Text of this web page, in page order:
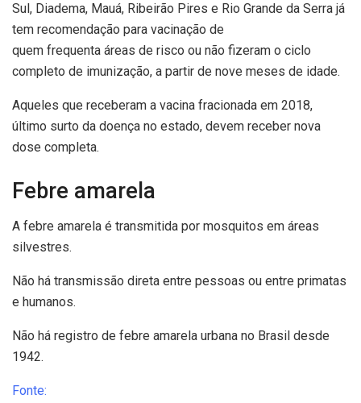
Sul, Diadema, Mauá, Ribeirão Pires e Rio Grande da Serra já
tem recomendação para vacinação de
quem frequenta áreas de risco ou não fizeram o ciclo
completo de imunização, a partir de nove meses de idade.
Aqueles que receberam a vacina fracionada em 2018,
último surto da doença no estado, devem receber nova
dose completa.
Febre amarela
A febre amarela é transmitida por mosquitos em áreas
silvestres.
Não há transmissão direta entre pessoas ou entre primatas
e humanos.
Não há registro de febre amarela urbana no Brasil desde
1942.
Fonte: